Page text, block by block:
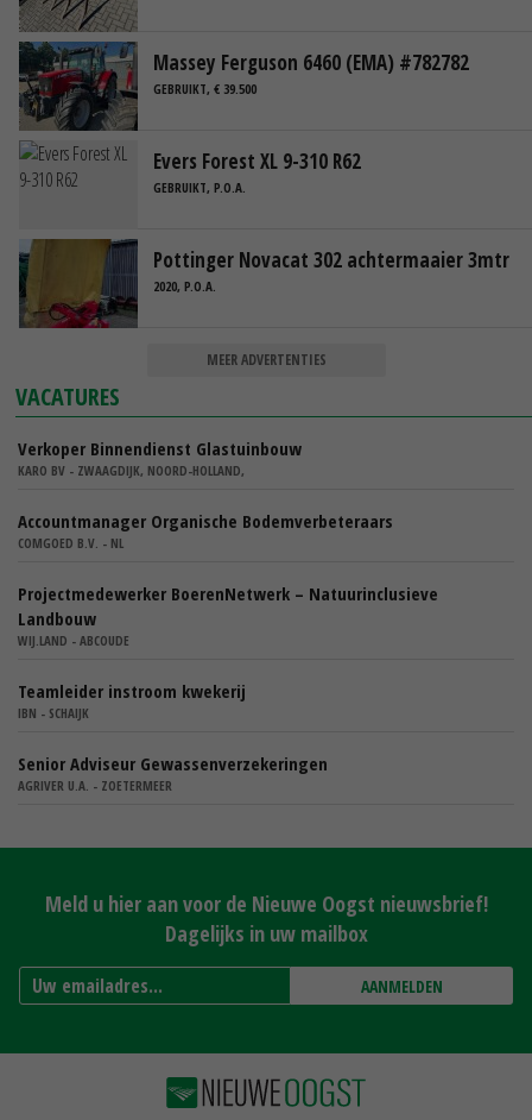
Massey Ferguson 6460 (EMA) #782782
GEBRUIKT, € 39.500
Evers Forest XL 9-310 R62
GEBRUIKT, P.O.A.
Pottinger Novacat 302 achtermaaier 3mtr
2020, P.O.A.
MEER ADVERTENTIES
VACATURES
Verkoper Binnendienst Glastuinbouw
KARO BV - ZWAAGDIJK, NOORD-HOLLAND,
Accountmanager Organische Bodemverbeteraars
COMGOED B.V. - NL
Projectmedewerker BoerenNetwerk – Natuurinclusieve
Landbouw
WIJ.LAND - ABCOUDE
Teamleider instroom kwekerij
IBN - SCHAIJK
Senior Adviseur Gewassenverzekeringen
AGRIVER U.A. - ZOETERMEER
Meld u hier aan voor de Nieuwe Oogst nieuwsbrief!
Dagelijks in uw mailbox
AANMELDEN